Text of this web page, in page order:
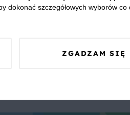
opinie pochodzą od
dokonać szczegółowych wyborów co
ZGADZAM SIĘ